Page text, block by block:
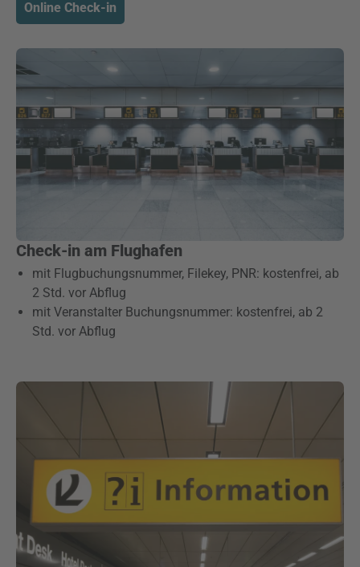
Online Check-in
Check-in am Flughafen
mit Flugbuchungsnummer, Filekey, PNR: kostenfrei, ab
2 Std. vor Abflug
mit Veranstalter Buchungsnummer: kostenfrei, ab 2
Std. vor Abflug